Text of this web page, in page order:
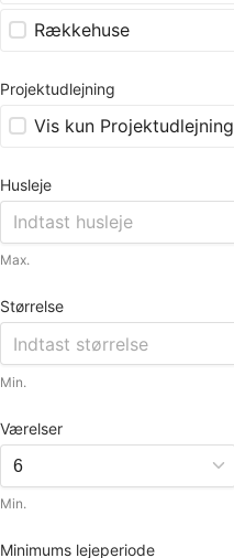
Rækkehuse
Projektudlejning
Vis kun Projektudlejning
Husleje
Max.
Størrelse
Min.
Værelser
Min.
Minimums lejeperiode